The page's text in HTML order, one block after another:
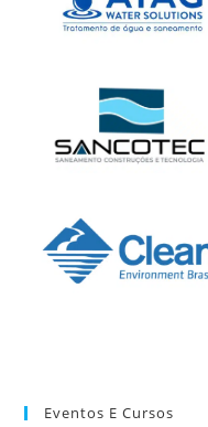
Eventos E Cursos